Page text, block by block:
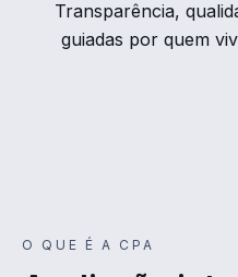
Transparência,
guiadas por quem
O QUE É A CPA